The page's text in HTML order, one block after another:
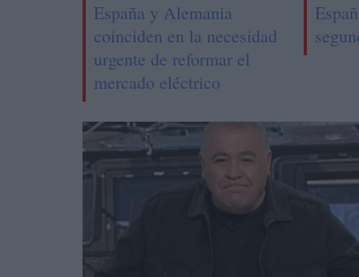
España y Alemania
coinciden en la necesidad
urgente de reformar el
mercado eléctrico